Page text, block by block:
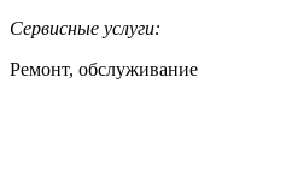
Сервисные услуги:
Ремонт, обслуживание